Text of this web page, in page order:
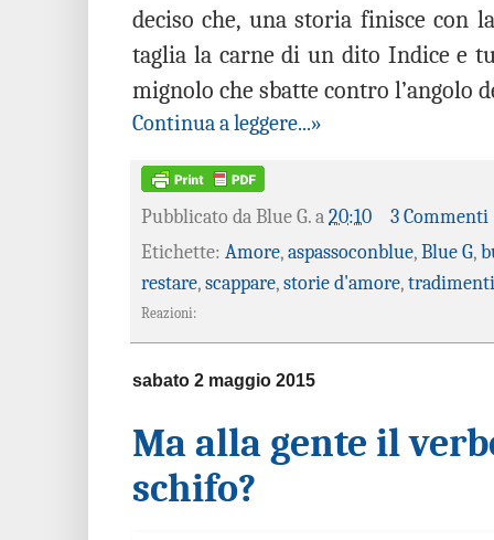
deciso che, una storia finisce con
taglia la carne di un dito Indice e
mignolo che sbatte contro l’angolo
Continua a leggere...»
Pubblicato da Blue G. a 20:10
3 Commenti
Etichette: Amore, aspassoconblue, Blue G,
restare, scappare, storie d'amore, tradimenti
Reazioni:
sabato 2 maggio 2015
Ma alla gente il
schifo?